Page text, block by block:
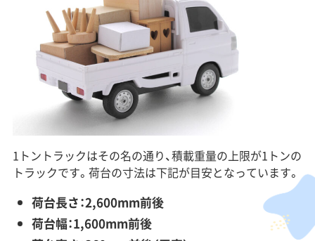
1トントラックはその名の通り、積載重量の上限が1トンの
トラックです。荷台の寸法は下記が目安となっています。
荷台長さ：2,600mm前後
荷台幅：1,600mm前後